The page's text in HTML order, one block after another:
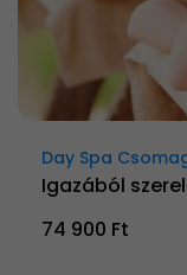
Day Spa
Igazából
74 900 Ft